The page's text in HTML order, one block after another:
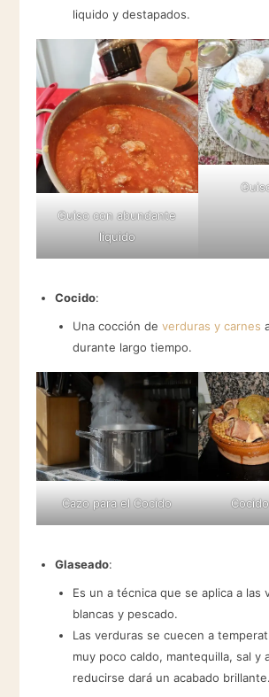
liquido y destapados.
Guiso con abundante
liquido
Cocido:
Una cocción deverduras y carnes
durante largo tiempo.
Cazo para el Cocido
Glaseado:
Es un a técnica que se aplica a las
blancas y pescado.
Las verduras se cuecen a
muy poco caldo, mantequilla, sal y
reducirse dará un acabado brillante.